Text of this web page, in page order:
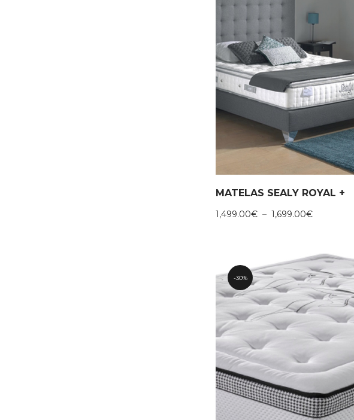
MATELAS SEALY ROYAL +
1,499.00€ – 1,699.00€Plage
à
1,699.00€
30%